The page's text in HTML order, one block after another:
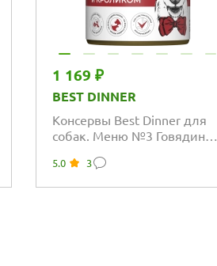
1 169 ₽
BEST DINNER
Консервы Best Dinner для
собак. Меню №3 Говядина с
5.0 3